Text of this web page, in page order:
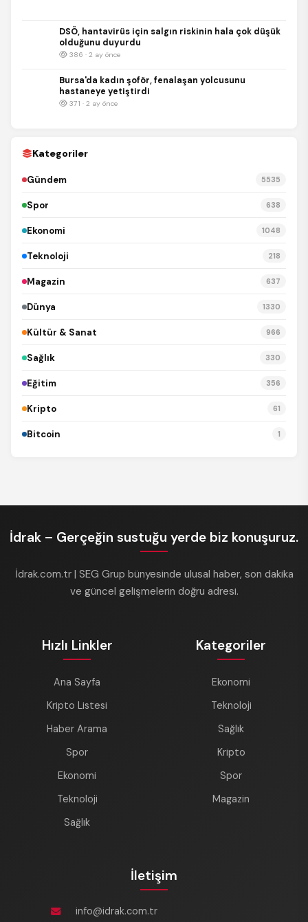
DSÖ, hantavirüs için salgın riskinin hala çok düşük
olduğunu duyurdu
386 · 2 ay önce
Bursa'da kadın şoför, fenalaşan yolcusunu
hastaneye yetiştirdi
371 · 2 ay önce
Kategoriler
Gündem 5535
Spor 638
Ekonomi 1048
Teknoloji 218
Magazin 637
Dünya 1330
Kültür & Sanat 966
Sağlık 330
Eğitim 356
Kripto 61
Bitcoin 1
İdrak – Gerçeğin sustuğu yerde biz konuşuruz.
İdrak.com.tr | SEG Grup bünyesinde ulusal haber, son dakika
ve güncel gelişmelerin doğru adresi.
Hızlı Linkler
Ana Sayfa
Kripto Listesi
Haber Arama
Spor
Ekonomi
Teknoloji
Sağlık
Kategoriler
Ekonomi
Teknoloji
Sağlık
Kripto
Spor
Magazin
İletişim
info@idrak.com.tr